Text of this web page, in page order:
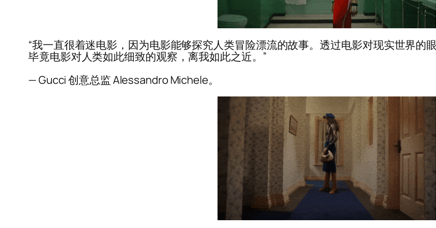
“我一直很着迷电影，因为电影能够探究人类冒险漂流的故事。透过电影对现实世界的
毕竟电影对人类如此细致的观察，离我如此之近。”
— Gucci 创意总监 Alessandro Michele。